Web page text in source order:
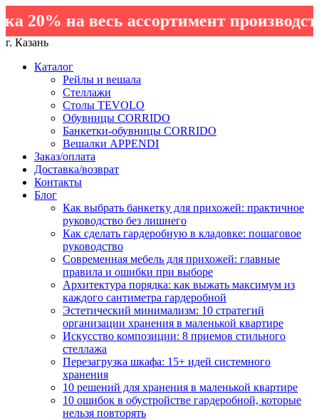
20% на весь ассортимент
г. Казань
Каталог
Рейлы и вешала
Стеллажи
Столы TEVOLO
Обувницы CORRIDO
Банкетки-обувницы CORRIDO
Вешалки APPENDI
Заказ/оплата
Доставка/возврат
Контакты
Блог
Как выбрать банкетку для прихожей: практичное
руководство без лишнего
Как сделать гардеробную в кладовке: пошаговое
руководство
Современная мебель для прихожей: главные
правила и ошибки при выборе
Архитектура порядка: как выжать максимум из
каждого сантиметра гардеробной
Эстетический минимализм: 10 стратегий
организации хранения в маленькой квартире
Искусство композиции: 8 приемов стильного
стеллажа
Перезагрузка шкафа: 15+ идей системного
хранения
10 решений для хранения в маленькой квартире
10 ошибок в обустройстве гардеробной, которые
нельзя повторять